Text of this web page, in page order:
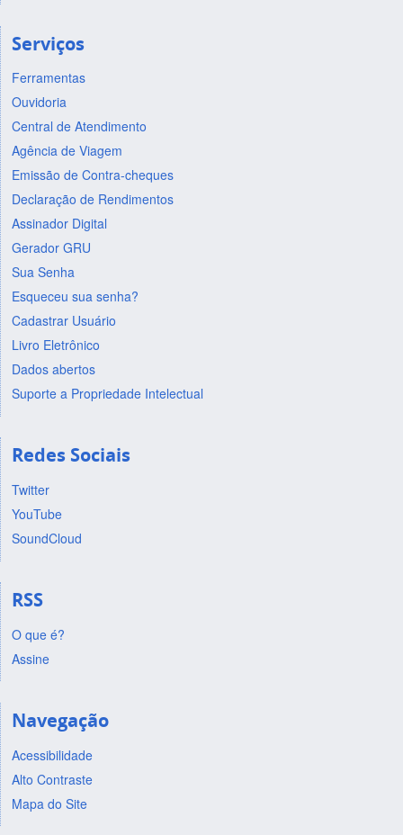
Serviços
Ferramentas
Ouvidoria
Central de Atendimento
Agência de Viagem
Emissão de Contra-cheques
Declaração de Rendimentos
Assinador Digital
Gerador GRU
Sua Senha
Esqueceu sua senha?
Cadastrar Usuário
Livro Eletrônico
Dados abertos
Suporte a Propriedade Intelectual
Redes Sociais
Twitter
YouTube
SoundCloud
RSS
O que é?
Assine
Navegação
Acessibilidade
Alto Contraste
Mapa do Site